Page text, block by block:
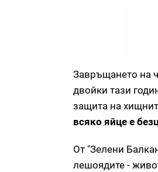
Завръщането на
двойки тази
защита на
всяко яйце е
От "Зелени
лешоядите -